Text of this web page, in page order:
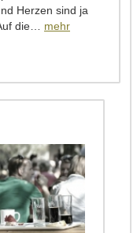
Herzen sind ja
die… mehr